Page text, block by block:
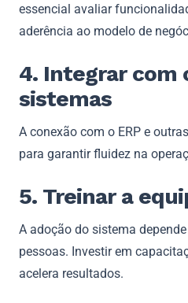
essencial avaliar
aderência ao modelo de
4. Integrar com
sistemas
A conexão com o ERP e
para garantir fluidez na
5. Treinar a
A adoção do sistema
pessoas. Investir em
acelera resultados.